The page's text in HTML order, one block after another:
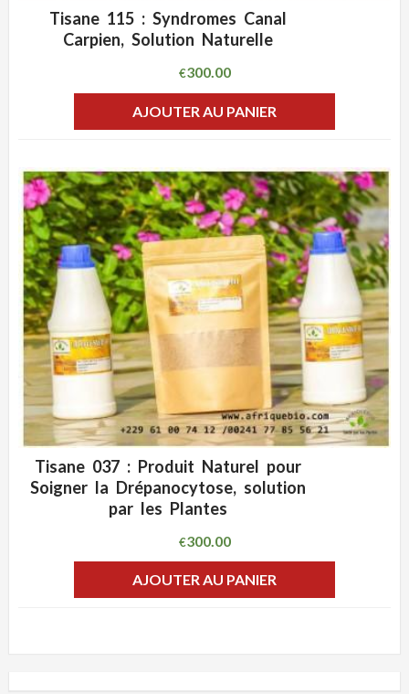
ADD WISHLIST
Tisane 115 : Syndromes Canal
Carpien, Solution Naturelle
€300.00
AJOUTER AU PANIER
ADD WISHLIST
Tisane 037 : Produit Naturel pour
Soigner la Drépanocytose, solution
par les Plantes
€300.00
AJOUTER AU PANIER